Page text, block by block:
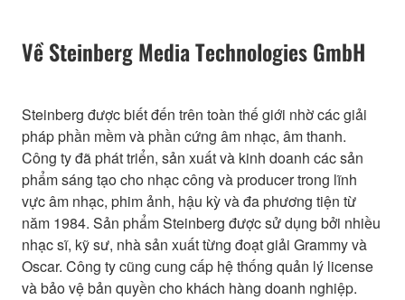
Về Steinberg Media Technologies GmbH
Steinberg được biết đến trên toàn thế giới nhờ các giải
pháp phần mềm và phần cứng âm nhạc, âm thanh.
Công ty đã phát triển, sản xuất và kinh doanh các sản
phẩm sáng tạo cho nhạc công và producer trong lĩnh
vực âm nhạc, phim ảnh, hậu kỳ và đa phương tiện từ
năm 1984. Sản phẩm Steinberg được sử dụng bởi nhiều
nhạc sĩ, kỹ sư, nhà sản xuất từng đoạt giải Grammy và
Oscar. Công ty cũng cung cấp hệ thống quản lý license
và bảo vệ bản quyền cho khách hàng doanh nghiệp.